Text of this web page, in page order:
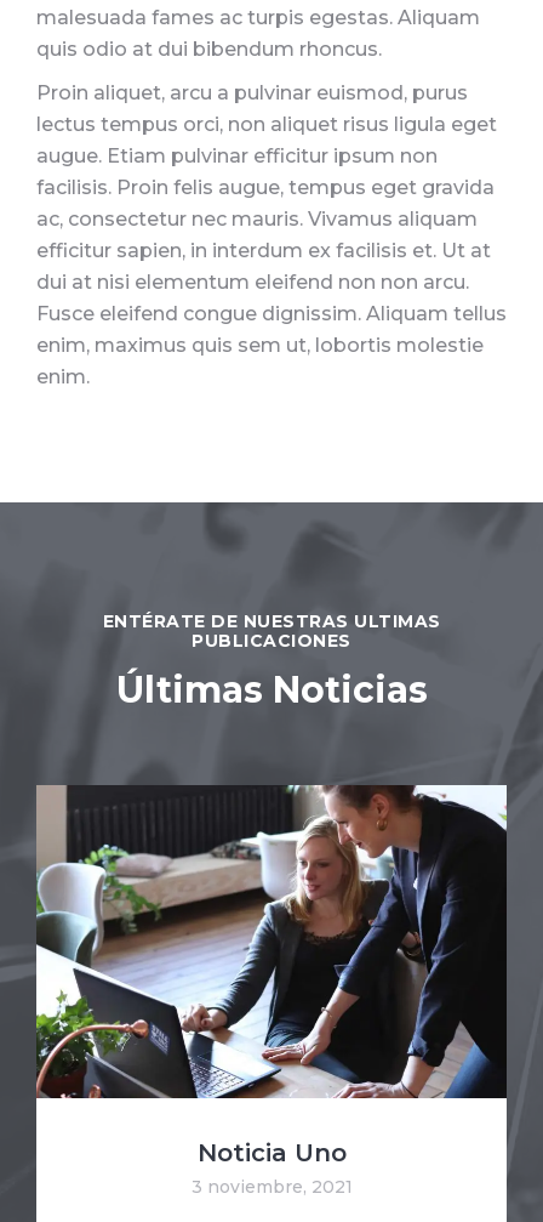
malesuada fames ac turpis egestas. Aliquam
quis odio at dui bibendum rhoncus.
Proin aliquet, arcu a pulvinar euismod, purus
lectus tempus orci, non aliquet risus ligula eget
augue. Etiam pulvinar efficitur ipsum non
facilisis. Proin felis augue, tempus eget gravida
ac, consectetur nec mauris. Vivamus aliquam
efficitur sapien, in interdum ex facilisis et. Ut at
dui at nisi elementum eleifend non non arcu.
Fusce eleifend congue dignissim. Aliquam tellus
enim, maximus quis sem ut, lobortis molestie
enim.
ENTÉRATE DE NUESTRAS ULTIMAS
PUBLICACIONES​
Últimas Noticias
Noticia Uno
3 noviembre, 2021